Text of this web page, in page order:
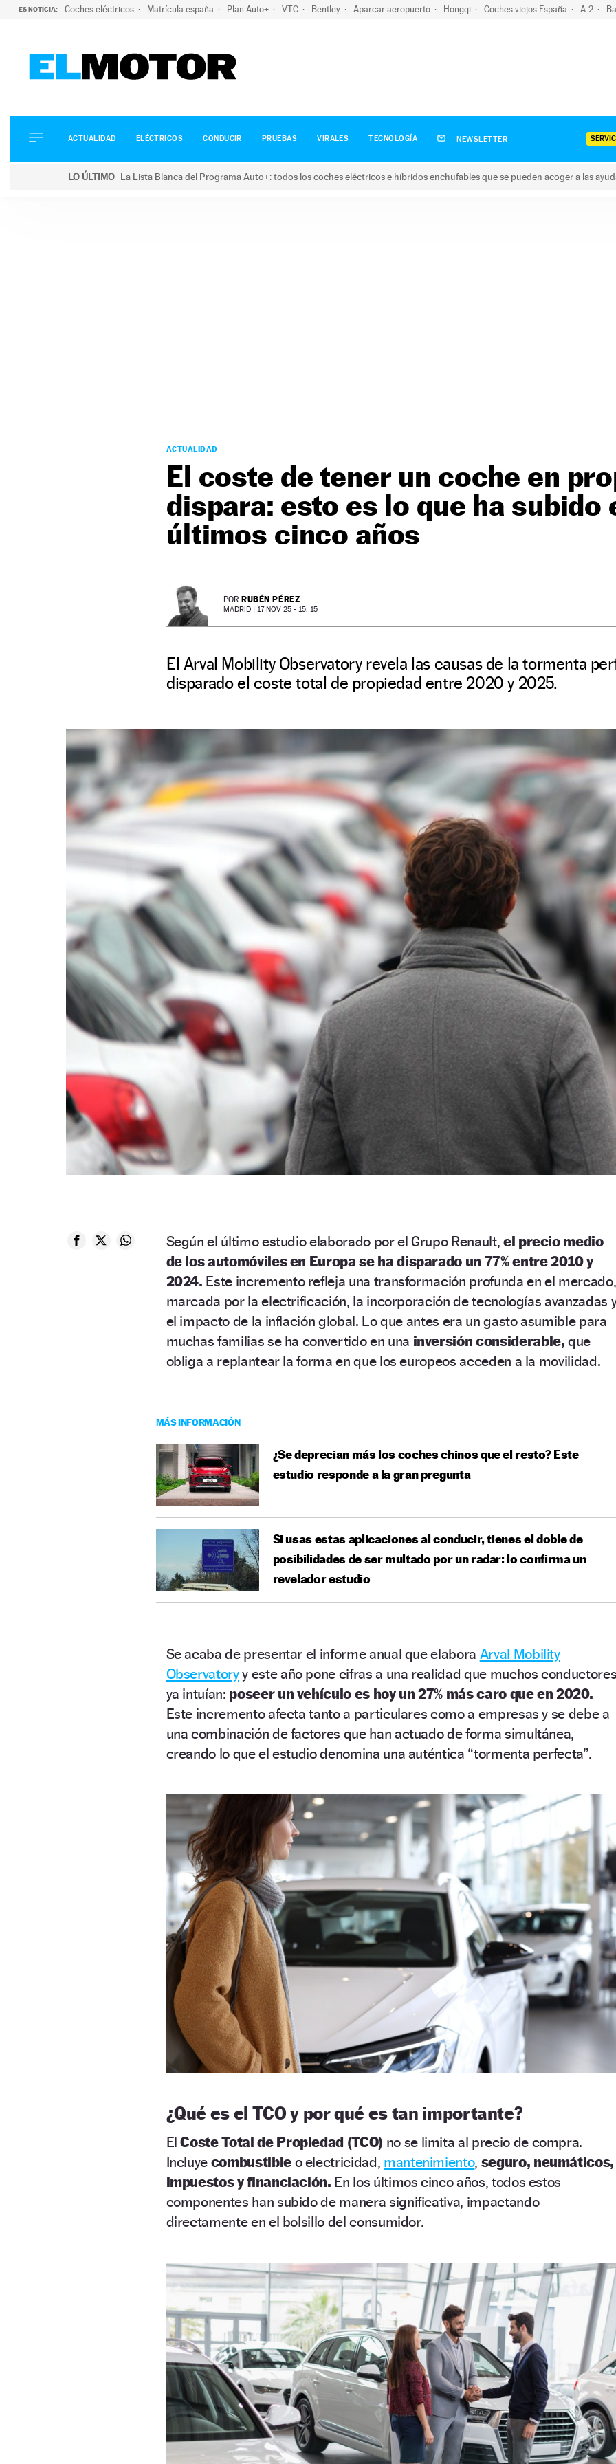
ES NOTICIA: Coches eléctricos Matrícula españa Plan Auto+ VTC Bentley Aparcar aeropuerto Hongqi Coches viejos España A-2
ELÉCTRICOS
CONDUCIR
ACTUALIDAD ELÉCTRICOS CONDUCIR PRUEBAS VIRALES TECNOLOGÍA NEWSLETTER
LO ÚLTIMO La Lista Blanca del Programa Auto+: todos los coches eléctricos e híbridos enchufables que se pueden acoger a las
ACTUALIDAD
El coste de tener un coche en
dispara: esto es lo que ha subido
últimos cinco años
POR RUBÉN PÉREZ
MADRID | 17 NOV 25 - 15: 15
El Arval Mobility Observatory revela las causas de la tormenta
disparado el coste total de propiedad entre 2020 y 2025.
Según el último estudio elaborado por el Grupo Renault, el precio medio
de los automóviles en Europa se ha disparado un 77% entre 2010 y
2024. Este incremento refleja una transformación profunda en el mercado,
marcada por la electrificación, la incorporación de tecnologías avanzadas
el impacto de la inflación global. Lo que antes era un gasto asumible para
muchas familias se ha convertido en una inversión considerable, que
obliga a replantear la forma en que los europeos acceden a la movilidad.
MÁS INFORMACIÓN
¿Se deprecian más los coches chinos que el resto? Este
estudio responde a la gran pregunta
Si usas estas aplicaciones al conducir, tienes el doble de
posibilidades de ser multado por un radar: lo confirma un
revelador estudio
Se acaba de presentar el informe anual que elabora Arval Mobility
Observatoryy este año pone cifras a una realidad que muchos
ya intuían: poseer un vehículo es hoy un 27% más caro que en 2020.
Este incremento afecta tanto a particulares como a empresas y se debe a
una combinación de factores que han actuado de forma simultánea,
creando lo que el estudio denomina una auténtica “tormenta perfecta”.
¿Qué es el TCO y por qué es tan importante?
ElCoste Total de Propiedad (TCO) no se limita al precio de compra.
Incluye combustibleo electricidad, mantenimiento, seguro, neumáticos,
impuestos y financiación. En los últimos cinco años, todos estos
componentes han subido de manera significativa, impactando
directamente en el bolsillo del consumidor.